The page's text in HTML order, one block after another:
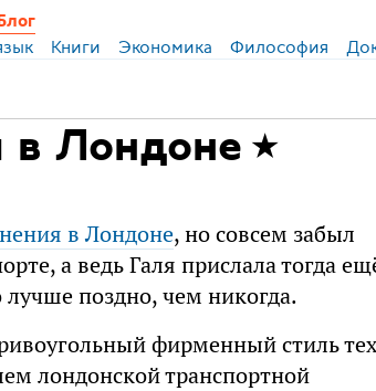
Блог
Книги Экономика Философия
в Лондоне
в Лондоне, но совсем забыл
а ведь Галя прислала тогда
поздно, чем никогда.
фирменный стиль тех
лондонской транспортной